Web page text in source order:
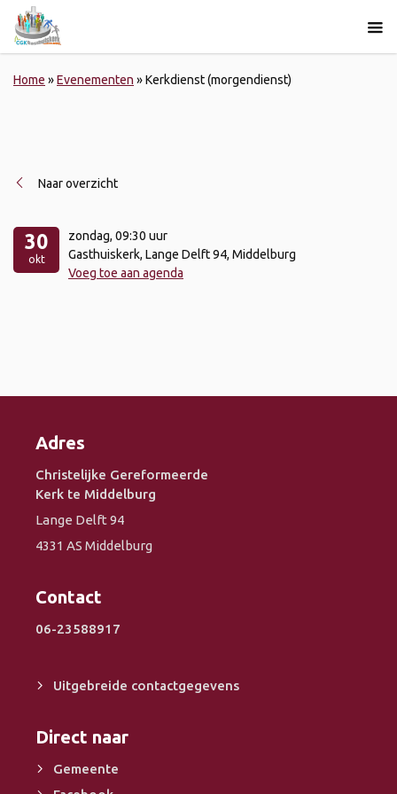
Home »Evenementen »Kerkdienst (morgendienst)
Naar overzicht
30
okt
zondag, 09:30 uur
Gasthuiskerk, Lange Delft 94, Middelburg
Voeg toe aan agenda
Adres
Christelijke Gereformeerde
Kerk te Middelburg
Lange Delft 94
4331 AS Middelburg
Contact
06-23588917
Uitgebreide contactgegevens
Direct naar
Gemeente